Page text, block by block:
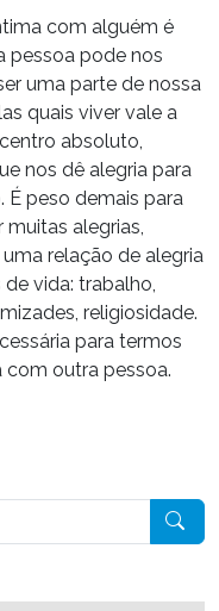
com alguém é
pessoa pode nos
uma parte de nossa
quais viver vale a
absoluto,
nos dê alegria para
É peso demais para
muitas alegrias,
relação de alegria
vida: trabalho,
religiosidade.
para termos
outra pessoa.